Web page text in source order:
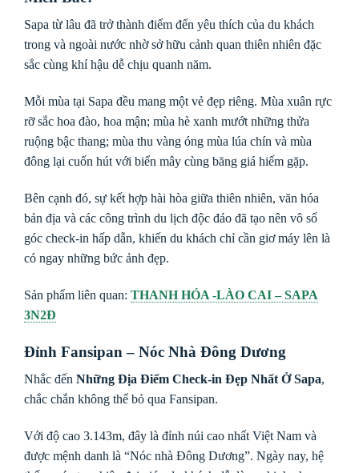
Sapa từ lâu đã trở thành điểm đến yêu thích của du khách
trong và ngoài nước nhờ sở hữu cảnh quan thiên nhiên đặc
sắc cùng khí hậu dễ chịu quanh năm.
Mỗi mùa tại Sapa đều mang một vẻ đẹp riêng. Mùa xuân rực
rỡ sắc hoa đào, hoa mận; mùa hè xanh mướt những thửa
ruộng bậc thang; mùa thu vàng óng mùa lúa chín và mùa
đông lại cuốn hút với biển mây cùng băng giá hiếm gặp.
Bên cạnh đó, sự kết hợp hài hòa giữa thiên nhiên, văn hóa
bản địa và các công trình du lịch độc đáo đã tạo nên vô số
góc check-in hấp dẫn, khiến du khách chỉ cần giơ máy lên là
có ngay những bức ảnh đẹp.
Sản phẩm liên quan: THANH HÓA -LÀO CAI – SAPA
3N2Đ
Đỉnh Fansipan – Nóc Nhà Đông Dương
Nhắc đến Những Địa Điểm Check-in Đẹp Nhất Ở Sapa,
chắc chắn không thể bỏ qua Fansipan.
Với độ cao 3.143m, đây là đỉnh núi cao nhất Việt Nam và
được mệnh danh là “Nóc nhà Đông Dương”. Ngày nay, hệ